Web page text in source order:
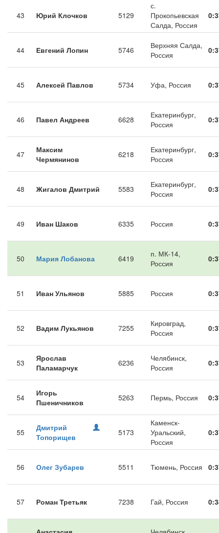
43 Юрий Клочков 5129
с.
Прокопьевская
Салда, Россия
44 Евгений Лопин 5746
Верхняя Салда,
Россия
45 Алексей Павлов 5734 Уфа, Россия
46 Павел Андреев 6628
Екатеринбург,
Россия
47
Максим
Чермянинов
6218
Екатеринбург,
Россия
48 Жигалов Дмитрий 5583
Екатеринбург,
Россия
49 Иван Шаков 6335 Россия
50 Мария Лобанова 6419
п. МК-14,
Россия
51 Иван Ульянов 5885 Россия
52 Вадим Лукьянов 7255
Кировград,
Россия
53
Ярослав
Паламарчук
6236
Челябинск,
Россия
54
Игорь
Пшеничников
5263 Пермь, Россия
55
Дмитрий
Топорищев
5173
Каменск-
Уральский,
Россия
56 Олег Зубарев 5511 Тюмень, Россия
57 Роман Третьяк 7238 Гай, Россия